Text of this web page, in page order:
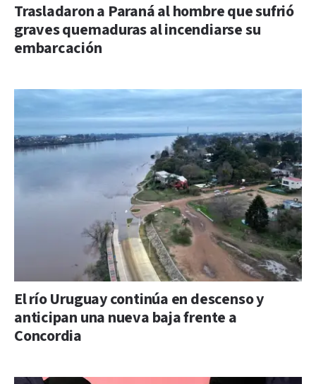
Trasladaron a Paraná al hombre que sufrió
graves quemaduras al incendiarse su
embarcación
El río Uruguay continúa en descenso y
anticipan una nueva baja frente a
Concordia